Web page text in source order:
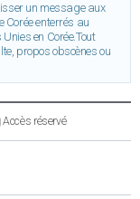
un message aux
enterrés au
en Corée.Tout
propos obscènes ou
Accès réservé